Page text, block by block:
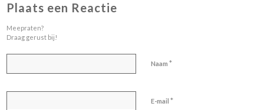
Plaats een Reactie
Meepraten?
Draag gerust bij!
Naam*
E-mail*